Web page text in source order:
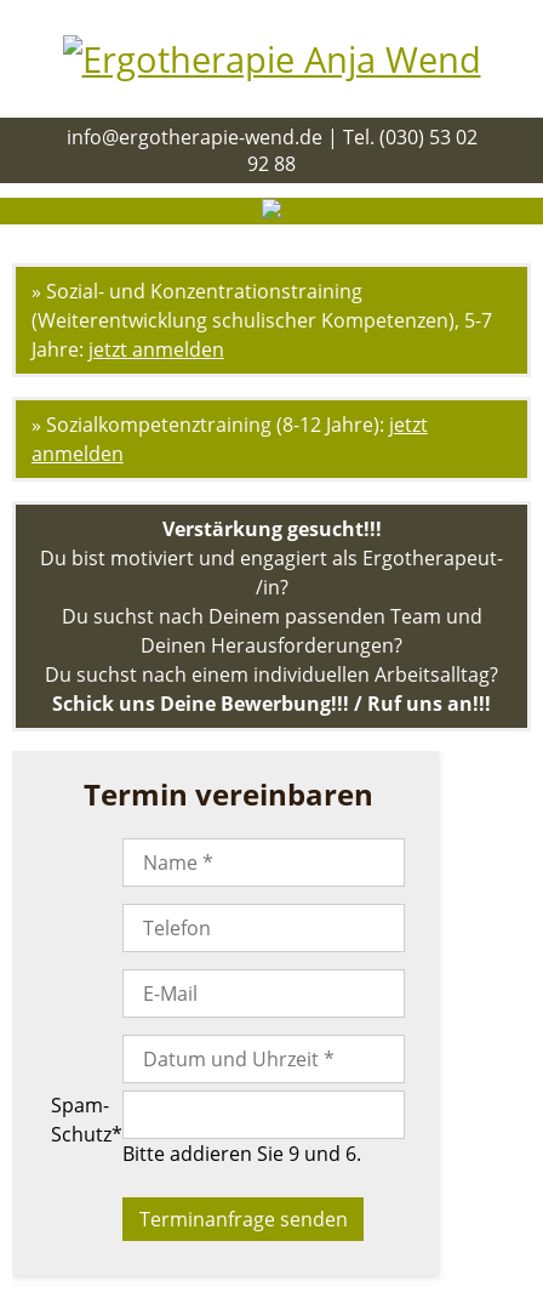
info@ergotherapie-wend.de | Tel. (030) 53 02
92 88
Leistungen
Patienteninformation
Therapieschwerpunkte
Pädiatrie
Neurologie
Geriatrie
Chirurgie
/
Orthopädie
Psychiatrie
&
Praxis/Team
Hausbesuche
Kontakt
» Sozial- und Konzentrationstraining
(Weiterentwicklung schulischer Kompetenzen), 5-7
Jahre: jetzt anmelden
» Sozialkompetenztraining (8-12 Jahre): jetzt
anmelden
Verstärkung gesucht!!!
Du bist motiviert und engagiert als Ergotherapeut-
/in?
Du suchst nach Deinem passenden Team und
Deinen Herausforderungen?
Du suchst nach einem individuellen Arbeitsalltag?
Schick uns Deine Bewerbung!!! / Ruf uns an!!!
Termin vereinbaren
Pflichtfeld
Spam-
Schutz*
Bitte addieren Sie 9 und 6.